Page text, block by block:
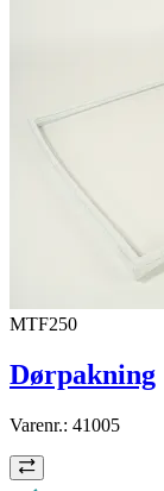
MTF250
Dørpakning
Varenr.: 41005